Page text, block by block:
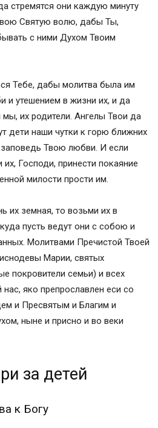
стремятся они каждую минуту
Святую волю, дабы Ты,
с ними Духом Твоим
Тебе, дабы молитва была им
и утешением в жизни их, и да
их родители. Ангелы Твои да
дети наши чутки к горю ближних
Твою любви. И если
Господи, принести покаяние
милости прости им.
их земная, то возьми их в
пусть ведут они с собою и
Молитвами Пречистой Твоей
Марии, святых
покровители семьи) и всех
яко препрославлен еси со
и Пресвятым и Благим и
ныне и присно и во веки
за детей
к Богу